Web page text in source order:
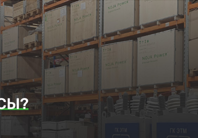
ответит Вам в кратчайшие сроки.